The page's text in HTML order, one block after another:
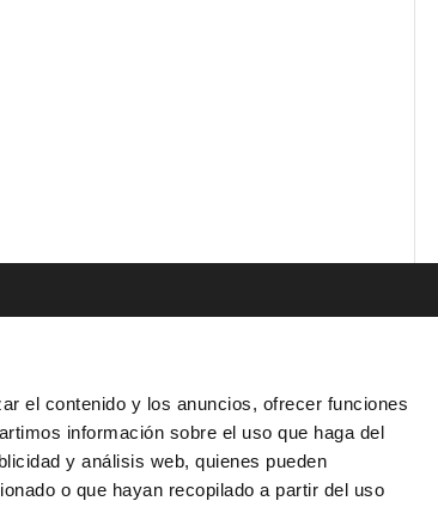
el contenido y los anuncios, ofrecer funciones
información sobre el uso que haga del
y análisis web, quienes pueden
o que hayan recopilado a partir del uso
^ Aviso Legal
^ Política de Privacidad